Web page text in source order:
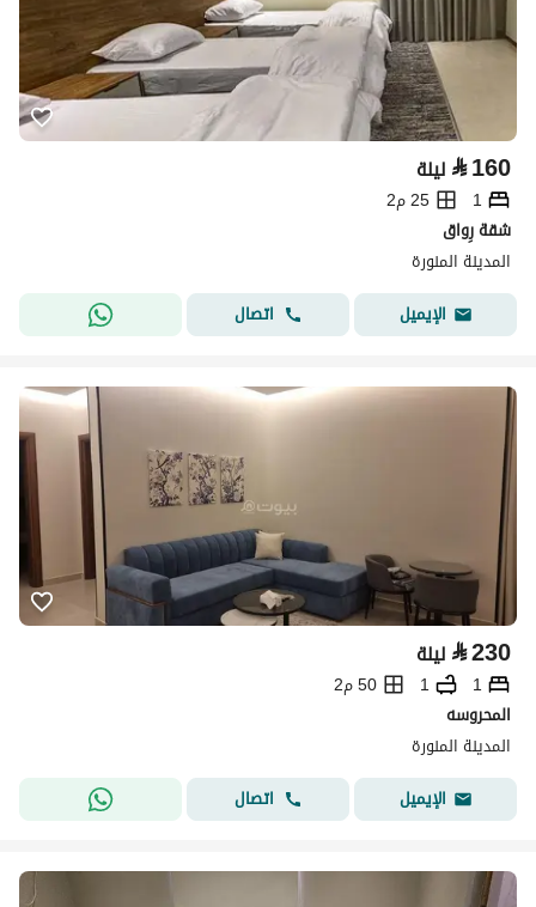
⃁160 ليلة
1
25 م2
شقة رِواق
المدينة المنورة
الإيميل
اتصال
⃁230 ليلة
1
1
50 م2
المحروسه
المدينة المنورة
الإيميل
اتصال